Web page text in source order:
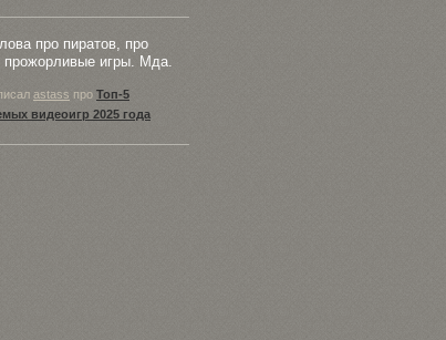
про пиратов, про
игры. Мда.
astass про Топ-5
видеоигр 2025 года